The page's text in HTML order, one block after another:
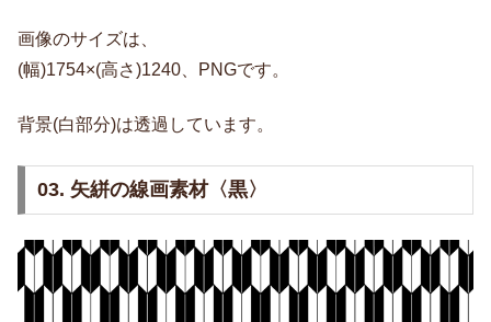
画像のサイズは、
(幅)1754×(高さ)1240、PNGです。
背景(白部分)は透過しています。
03. 矢絣の線画素材〈黒〉